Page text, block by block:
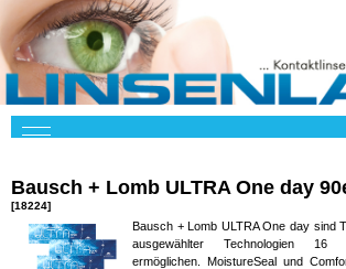
Bausch + Lomb ULTRA One day
[18224]
Bausch + Lomb ULTRA One day sind
ausgewählter Technologien 16
ermöglichen. MoistureSeal und